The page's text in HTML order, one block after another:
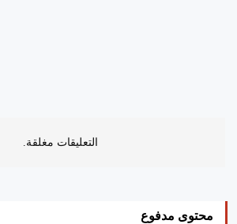
التعليقات مغلقة.
محتوى مدفوع